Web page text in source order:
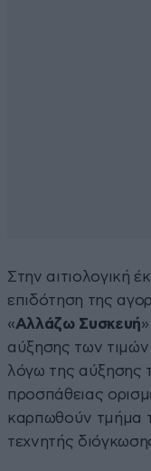
Στην αιτιολογική
επιδότηση της
«Αλλάζω Συσκευή
αύξησης των
λόγω της αύξησης
προσπάθειας
καρπωθούν τμήμα
τεχνητής